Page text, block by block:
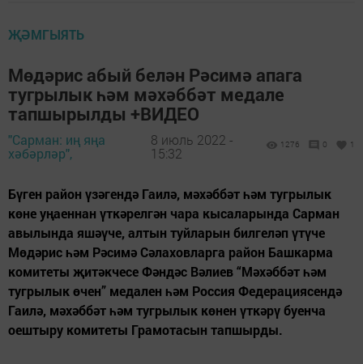
ҖӘМГЫЯТЬ
Мөдәрис абый белән Рәсимә апага
тугрылык һәм мәхәббәт медале
тапшырылды +ВИДЕО
"Сарман: иң яңа
хәбәрләр",
8 июль 2022 -
15:32
1276 0 1
Бүген район үзәгендә Гаилә, мәхәббәт һәм тугрылык
көне уңаеннан үткәрелгән чара кысаларында Сарман
авылында яшәүче, алтын туйларын билгеләп үтүче
Мөдәрис һәм Рәсимә Сәлаховларга район Башкарма
комитеты җитәкчесе Фәндәс Вәлиев “Мәхәббәт һәм
тугрылык өчен” медален һәм Россия Федерациясендә
Гаилә, мәхәббәт һәм тугрылык көнен үткәрү буенча
оештыру комитеты Грамотасын тапшырды.